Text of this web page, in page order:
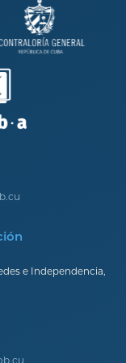
e Independencia,